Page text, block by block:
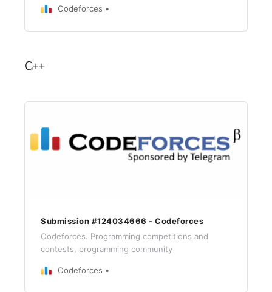
Codeforces
C++
Submission #124034666 - Codeforces
Codeforces. Programming competitions and
contests, programming community
Codeforces